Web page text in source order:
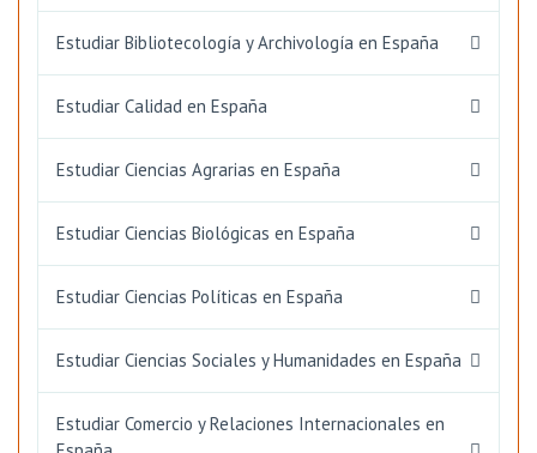
Estudiar Bibliotecología y Archivología en España
Estudiar Calidad en España
Estudiar Ciencias Agrarias en España
Estudiar Ciencias Biológicas en España
Estudiar Ciencias Políticas en España
Estudiar Ciencias Sociales y Humanidades en España
Estudiar Comercio y Relaciones Internacionales en